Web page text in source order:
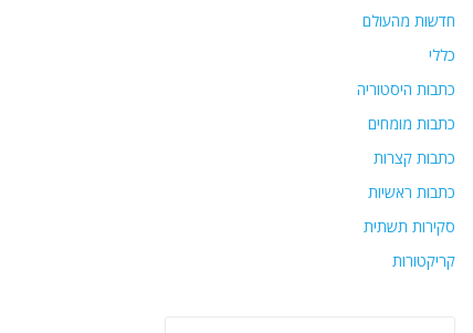
חדשות מהעולם
כללי
כתבות היסטוריה
כתבות מומחים
כתבות קצרות
כתבות ראשיות
סקירות תשתית
קריקטורות